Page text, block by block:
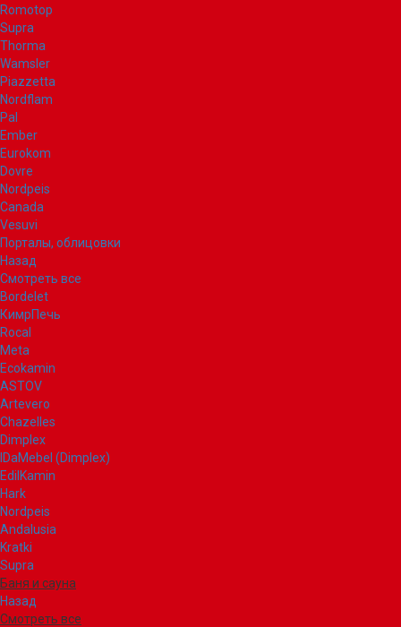
Romotop
Supra
Thorma
Wamsler
Piazzetta
Nordflam
Pal
Ember
Eurokom
Dovre
Nordpeis
Canada
Vesuvi
Порталы, облицовки
Назад
Смотреть все
Bordelet
КимрПечь
Rocal
Meta
Ecokamin
ASTOV
Artevero
Chazelles
Dimplex
IDaMebel (Dimplex)
EdilKamin
Hark
Nordpeis
Andalusia
Kratki
Supra
Баня и сауна
Назад
Смотреть все